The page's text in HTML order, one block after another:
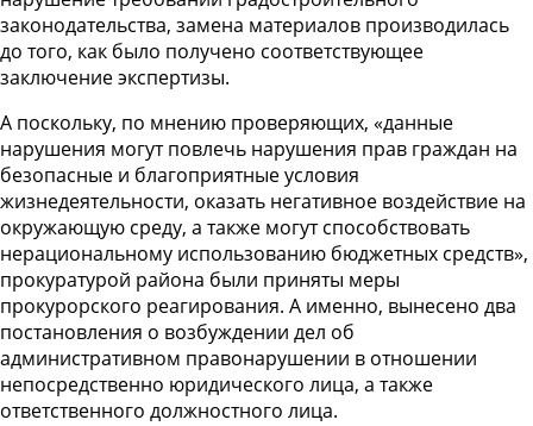
законодательства, замена материалов производилась
до того, как было получено соответствующее
заключение экспертизы.
А поскольку, по мнению проверяющих, «данные
нарушения могут повлечь нарушения прав граждан на
безопасные и благоприятные условия
жизнедеятельности, оказать негативное воздействие на
окружающую среду, а также могут способствовать
нерациональному использованию бюджетных средств»,
прокуратурой района были приняты меры
прокурорского реагирования. А именно, вынесено два
постановления о возбуждении дел об
административном правонарушении в отношении
непосредственно юридического лица, а также
ответственного должностного лица.